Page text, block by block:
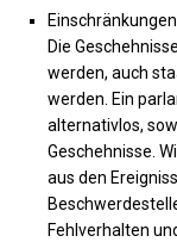
Die
werden, auch
werden. Ein
alternativlos,
Geschehnisse.
aus den
Fehlverhalten